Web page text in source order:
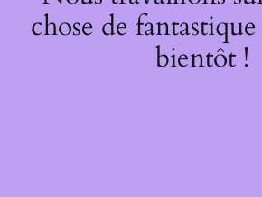
chose de
bientôt !